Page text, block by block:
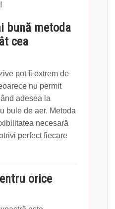
bună metoda
cea
pot fi extrem de
nu permit
adesea la
bule de aer. Metoda
necesară
perfect fiecare
orice